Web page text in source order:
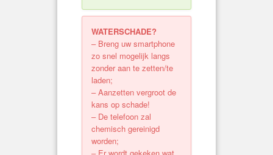
WATERSCHADE?
– Breng uw smartphone
zo snel mogelijk langs
zonder aan te zetten/te
laden;
– Aanzetten vergroot de
kans op schade!
– De telefoon zal
chemisch gereinigd
worden;
– Er wordt gekeken wat